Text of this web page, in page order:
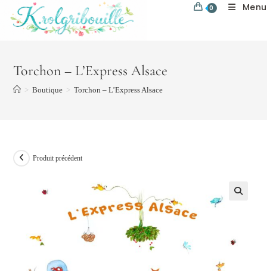
0 Menu
Torchon – L’Express Alsace
> Boutique > Torchon – L’Express Alsace
Produit précédent